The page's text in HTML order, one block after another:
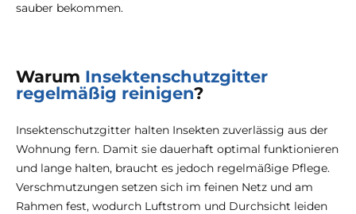
sauber bekommen.
Warum Insektenschutzgitter
regelmäßig reinigen?
Insektenschutzgitter halten Insekten zuverlässig aus der
Wohnung fern. Damit sie dauerhaft optimal funktionieren
und lange halten, braucht es jedoch regelmäßige Pflege.
Verschmutzungen setzen sich im feinen Netz und am
Rahmen fest, wodurch Luftstrom und Durchsicht leiden